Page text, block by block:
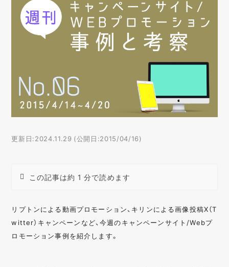
更新日:2024.11.29 (公開日:2015/04/16)
この記事は約 1 分で読めます
リプトンによる動画プロモーション、キリンによる画像投稿X（T
witter）キャンペーンなど、今週のキャンペーンサイト/Webプ
ロモーション事例を紹介します。